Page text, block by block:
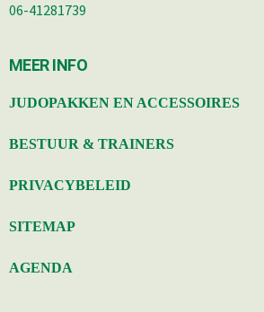
06-41281739
MEER INFO
JUDOPAKKEN EN ACCESSOIRES
BESTUUR & TRAINERS
PRIVACYBELEID
SITEMAP
AGENDA